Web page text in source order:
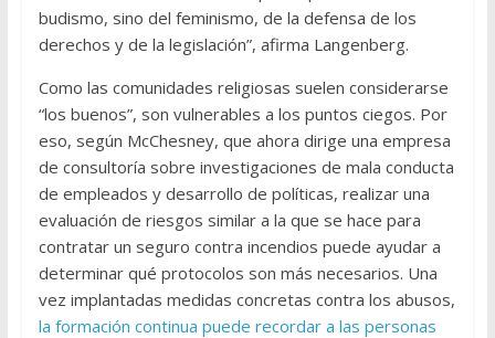
budismo, sino del feminismo, de la defensa de los
derechos y de la legislación”, afirma Langenberg.
Como las comunidades religiosas suelen considerarse
“los buenos”, son vulnerables a los puntos ciegos. Por
eso, según McChesney, que ahora dirige una empresa
de consultoría sobre investigaciones de mala conducta
de empleados y desarrollo de políticas, realizar una
evaluación de riesgos similar a la que se hace para
contratar un seguro contra incendios puede ayudar a
determinar qué protocolos son más necesarios. Una
vez implantadas medidas concretas contra los abusos,
la formación continua puede recordar a las personas